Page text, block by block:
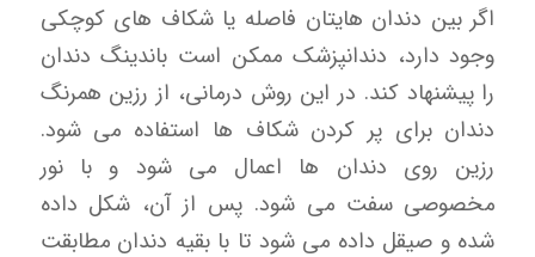
اگر بین دندان هایتان فاصله یا شکاف های کوچکی
وجود دارد، دندانپزشک ممکن است باندینگ دندان
را پیشنهاد کند. در این روش درمانی، از رزین همرنگ
دندان برای پر کردن شکاف ها استفاده می شود.
رزین روی دندان ها اعمال می شود و با نور
مخصوصی سفت می شود. پس از آن، شکل داده
شده و صیقل داده می شود تا با بقیه دندان مطابقت